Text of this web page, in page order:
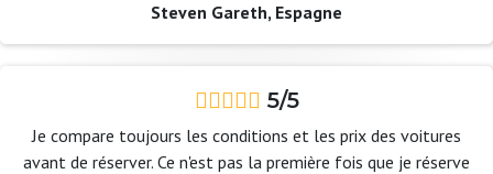
Steven Gareth, Espagne
5/5
Je compare toujours les conditions et les prix des voitures
avant de réserver. Ce n'est pas la première fois que je réserve